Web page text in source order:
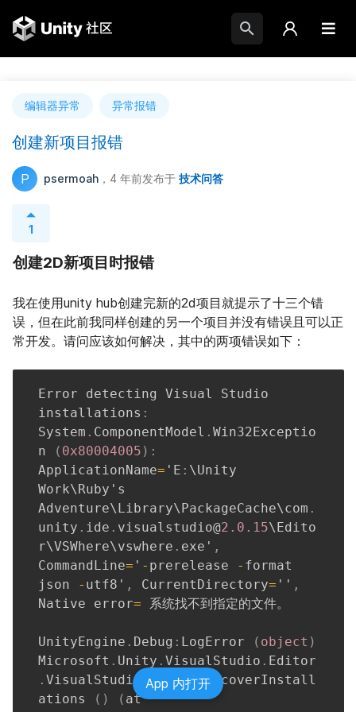
编辑器异常 异常报错
创建新项目报错
P psermoah ，4 年前发布于 技术问答
1
创建2D新项目时报错
我在使用unity hub创建完新的2d项目就提示了十三个错
误，但在此前我同样创建的另一个项目并没有错误且可以正
常开发。请问应该如何解决，其中的两项错误如下：
Error detecting Visual Studio
installations :
System . ComponentModel . Win32Exceptio
n
( 0x80004005 ) :
ApplicationName= 'E : \Unity
Work\Ruby's
Adventure\Library\PackageCache\com .
unity . ide . visualstudio@2.0 .15\Edito
r\VSWhere\vswhere . exe' ,
CommandLine= ' - prerelease - format
json
- utf8' , CurrentDirectory= '' ,
Native error= 系统找不到指定的文件。
UnityEngine . Debug : LogError ( object )
Microsoft . Unity . VisualStudio . Editor
. VisualStudioEditor:DiscoverInstall
ations
( ) ( at
App 内打开